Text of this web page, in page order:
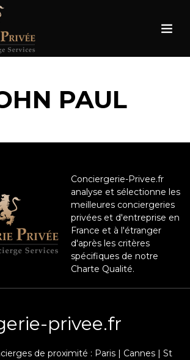
PAUL
Conciergerie-Privee.fr
analyse et sélectionne les
meilleures conciergeries
privées et d'entreprise en
France et à l'étranger
d'après les critères
spécifiques de notre
Charte Qualité.
privee.fr
de proximité : Paris | Cannes | St